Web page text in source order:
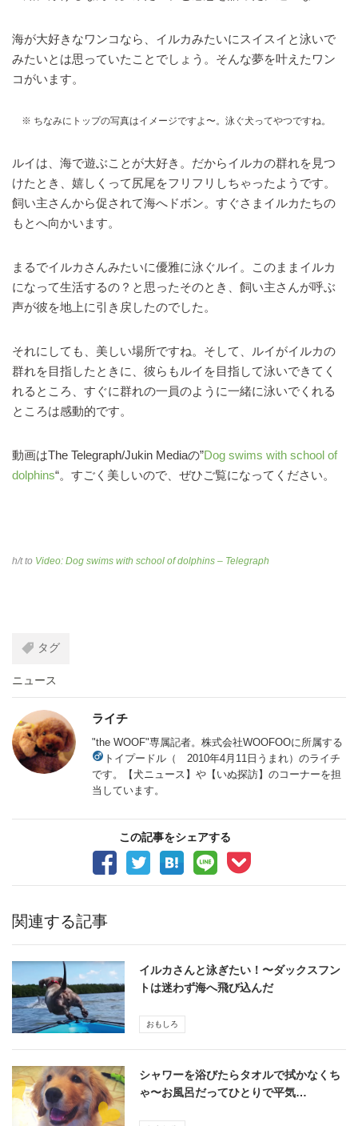
海が大好きなワンコなら、イルカみたいにスイスイと泳いで
みたいとは思っていたことでしょう。そんな夢を叶えたワン
コがいます。
※ ちなみにトップの写真はイメージですよ〜。泳ぐ犬ってやつですね。
ルイは、海で遊ぶことが大好き。だからイルカの群れを見つ
けたとき、嬉しくって尻尾をフリフリしちゃったようです。
飼い主さんから促されて海へドボン。すぐさまイルカたちの
もとへ向かいます。
まるでイルカさんみたいに優雅に泳ぐルイ。このままイルカ
になって生活するの？と思ったそのとき、飼い主さんが呼ぶ
声が彼を地上に引き戻したのでした。
それにしても、美しい場所ですね。そして、ルイがイルカの
群れを目指したときに、彼らもルイを目指して泳いできてく
れるところ、すぐに群れの一員のように一緒に泳いでくれる
ところは感動的です。
動画はThe Telegraph/Jukin Mediaの”Dog swims with school of
dolphins“。すごく美しいので、ぜひご覧になってください。
h/t to Video: Dog swims with school of dolphins – Telegraph
タグ
ニュース
ライチ
"the WOOF"専属記者。株式会社WOOFOOに所属する
トイプードル（
2010年4月11日うまれ）のライチ
です。【犬ニュース】や【いぬ探訪】のコーナーを担
当しています。
この記事をシェアする
関連する記事
イルカさんと泳ぎたい！〜ダックスフン
トは迷わず海へ飛び込んだ
おもしろ
シャワーを浴びたらタオルで拭かなくち
ゃ〜お風呂だってひとりで平気…